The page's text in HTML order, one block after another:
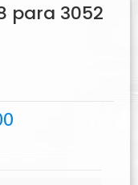
para 3052